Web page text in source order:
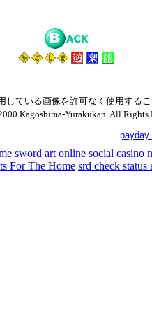
している画像を許可なく使用する
Kagoshima-Yurakukan. All Rights
payday
sword art online social casino
For The Home srd check status